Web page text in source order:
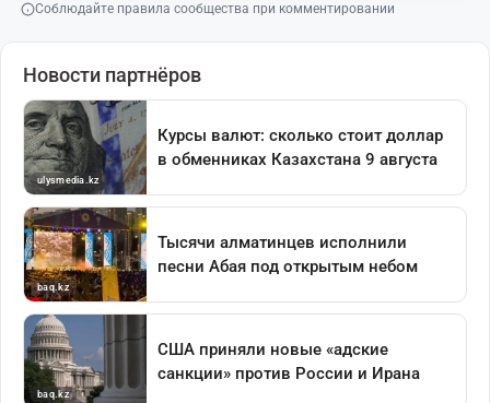
Соблюдайте правила сообщества при комментировании